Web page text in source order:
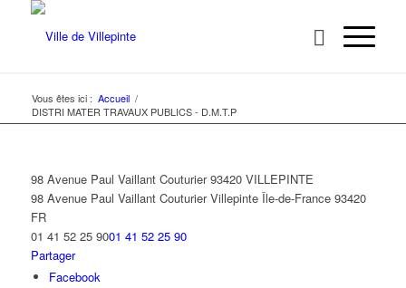
Vous êtes ici : Accueil /
DISTRI MATER TRAVAUX PUBLICS - D.M.T.P
98 Avenue Paul Vaillant Couturier 93420 VILLEPINTE
98 Avenue Paul Vaillant Couturier Villepinte Île-de-France 93420
FR
01 41 52 25 9001 41 52 25 90
Partager
Facebook